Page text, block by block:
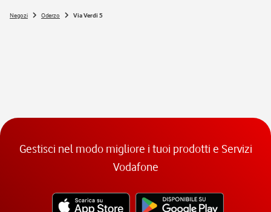
Negozi Oderzo Via Verdi 5
Gestisci nel modo migliore i tuoi prodotti e Servizi
Vodafone